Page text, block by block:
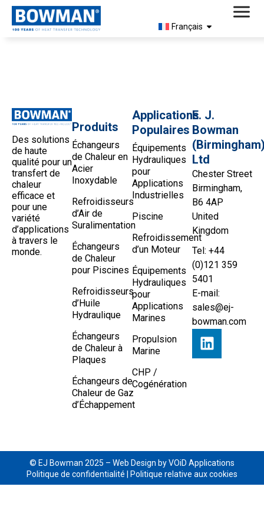
Français
Des solutions
de haute
qualité pour un
transfert de
chaleur
efficace et
pour une
variété
d’applications
à travers le
monde.
Produits
Échangeurs
de Chaleur en
Acier
Inoxydable
Refroidisseurs
d’Air de
Suralimentation
Échangeurs
de Chaleur
pour Piscines
Refroidisseurs
d’Huile
Hydraulique
Échangeurs
de Chaleur à
Plaques
Échangeurs de
Chaleur de Gaz
d’Échappement
Applications
Populaires
Équipements
Hydrauliques
pour
Applications
Industrielles
Piscine
Refroidissement
d’un Moteur
Équipements
Hydrauliques
pour
Applications
Marines
Propulsion
Marine
CHP /
Cogénération
E. J.
Bowman
Ltd
Chester Street
Birmingham,
B6 4AP
United
Kingdom
Tel: +44
(0)121 359
5401
E-mail:
sales@ej-
bowman.com
© EJ Bowman 2025 – Web Design by VOiD Applications
Politique de confidentialité
Politique relative aux cookies